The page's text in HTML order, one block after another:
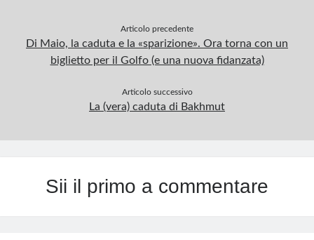
Articolo precedente
Di Maio, la caduta e la «sparizione». Ora torna con un
biglietto per il Golfo (e una nuova fidanzata)
Articolo successivo
La (vera) caduta di Bakhmut
Sii il primo a commentare